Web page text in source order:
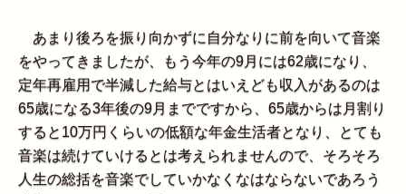
あまり後ろを振り向かずに自分なりに前を向いて音楽
をやってきましたが、もう今年の9月には62歳になり、
定年再雇用で半減した給与とはいえども収入があるのは
65歳になる3年後の9月までですから、65歳からは月割り
すると10万円くらいの低額な年金生活者となり、とても
音楽は続けていけるとは考えられませんので、そろそろ
人生の総括を音楽でしていかなくなはならないであろう